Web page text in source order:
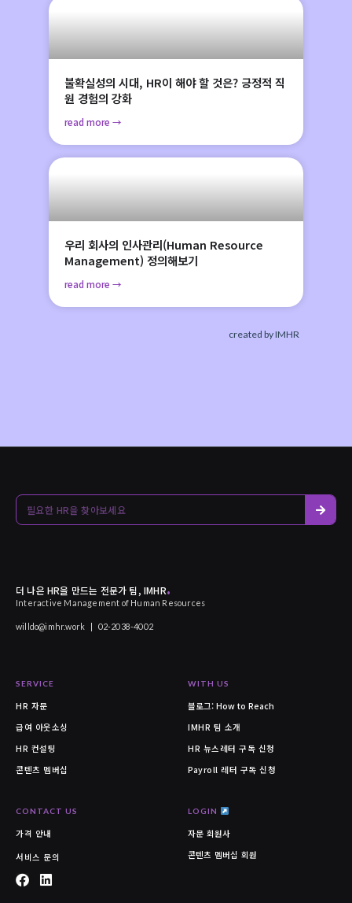
불확실성의 시대, HR이 해야 할 것은? 긍정적 직
원 경험의 강화
read more →
우리 회사의 인사관리(Human Resource
Management) 정의해보기
read more →
created by IMHR
더 나은 HR을 만드는 전문가 팀, IMHR.
Interactive Management of Human Resources
willdo@imhr.work | 02-2038-4002
SERVICE
HR 자문
급여 아웃소싱
HR 컨설팅
콘텐츠 멤버십
CONTACT US
가격 안내
서비스 문의
WITH US
블로그: How to Reach
IMHR 팀 소개
HR 뉴스레터 구독 신청
Payroll 레터 구독 신청
LOGIN
자문 회원사
콘텐츠 멤버십 회원